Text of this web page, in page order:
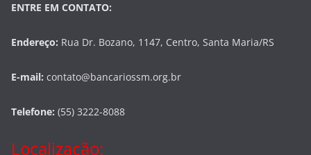
ENTRE EM CONTATO:
Endereço: Rua Dr. Bozano, 1147, Centro, Santa Maria/RS
E-mail: contato@bancariossm.org.br
Telefone: (55) 3222-8088
Localização: